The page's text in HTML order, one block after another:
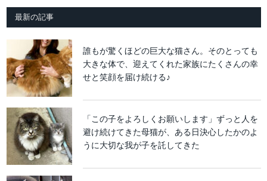
最新の記事
誰もが驚くほどの巨大な猫さん。そのとっても
大きな体で、迎えてくれた家族にたくさんの幸
せと笑顔を届け続ける♪
「この子をよろしくお願いします」ずっと人を
避け続けてきた母猫が、ある日決心したかのよ
うに大切な我が子を託してきた